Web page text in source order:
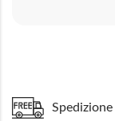
Spedizione